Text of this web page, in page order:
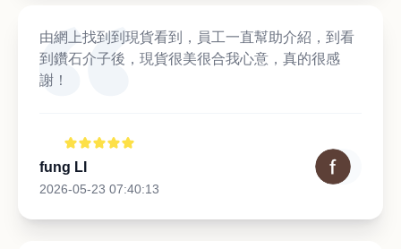
由網上找到到現貨看到，員工一直幫助介紹，到看
到鑽石介子後，現貨很美很合我心意，真的很感
謝！
fung LI
2026-05-23 07:40:13